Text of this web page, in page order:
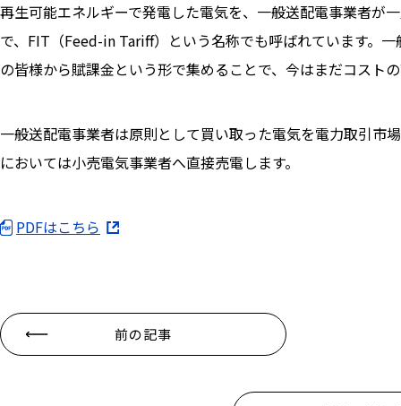
再生可能エネルギーで発電した電気を、一般送配電事業者が
で、FIT（Feed-in Tariff）という名称でも呼ばれています。
の皆様から賦課金という形で集めることで、今はまだコスト
一般送配電事業者は原則として買い取った電気を電力取引市
においては小売電気事業者へ直接売電します。
PDFはこちら
前の記事